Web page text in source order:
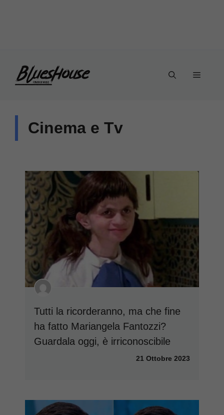
Menu
Cinema e Tv
Tutti la ricorderanno, ma che fine
ha fatto Mariangela Fantozzi?
Guardala oggi, è irriconoscibile
21 Ottobre 2023